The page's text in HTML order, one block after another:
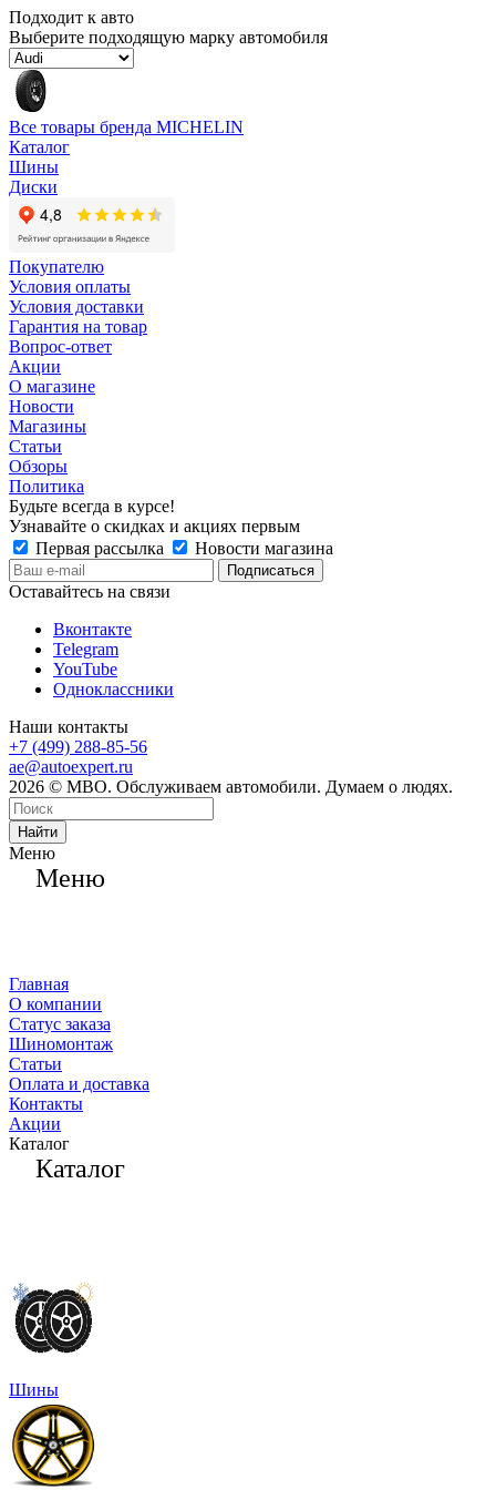
Подходит к авто
Выберите подходящую марку автомобиля
Все товары бренда MICHELIN
Каталог
Шины
Диски
Покупателю
Условия оплаты
Условия доставки
Гарантия на товар
Вопрос-ответ
Акции
О магазине
Новости
Магазины
Статьи
Обзоры
Политика
Будьте всегда в курсе!
Узнавайте о скидках и акциях первым
Первая рассылка
Новости магазина
Оставайтесь на связи
Вконтакте
Telegram
YouTube
Одноклассники
Наши контакты
+7 (499) 288-85-56
ae@autoexpert.ru
2026 © МВО. Обслуживаем автомобили. Думаем о людях.
Найти
Меню
Меню
Главная
О компании
Статус заказа
Шиномонтаж
Статьи
Оплата и доставка
Контакты
Акции
Каталог
Каталог
Шины